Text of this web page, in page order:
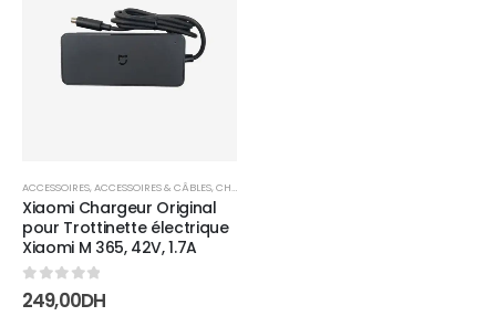
Add to
wishlist
ACCESSOIRES, ACCESSOIRES & CÂBLES,CHARGEURS
Xiaomi Chargeur Original
pour Trottinette électrique
Xiaomi M 365, 42V, 1.7A
0 sur 5
249,00DH